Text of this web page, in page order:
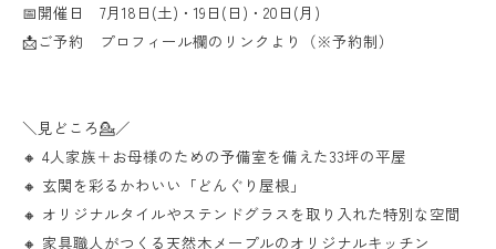
📅開催日 7月18日(土)・19日(日)・20日(月)
📩ご予約 プロフィール欄のリンクより（※予約制）
＼見どころ💁／
🔸 4人家族＋お母様のための予備室を備えた33坪の平屋
🔸 玄関を彩るかわいい「どんぐり屋根」
🔸 オリジナルタイルやステンドグラスを取り入れた特別な空間
🔸 家具職人がつくる天然木メープルのオリジナルキッチン